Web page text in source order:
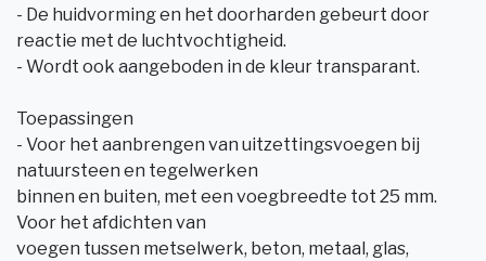
- De huidvorming en het doorharden gebeurt door
reactie met de luchtvochtigheid.
- Wordt ook aangeboden in de kleur transparant.
Toepassingen
- Voor het aanbrengen van uitzettingsvoegen bij
natuursteen en tegelwerken
binnen en buiten, met een voegbreedte tot 25 mm.
Voor het afdichten van
voegen tussen metselwerk, beton, metaal, glas,